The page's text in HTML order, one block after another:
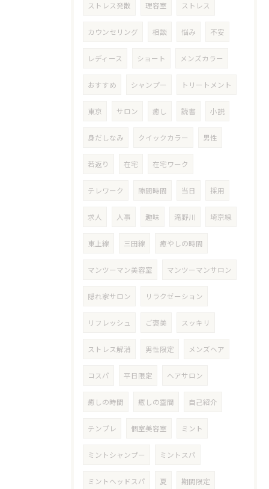
ストレス発散 理容室 ストレス
カウンセリング 相談 悩み 不安
レディース ショート メンズカラー
おすすめ シャンプー トリートメント
東京 サロン 癒し 読書 小説
身だしなみ クイックカラー 男性
若返り 在宅 在宅ワーク
テレワーク 隙間時間 当日 採用
求人 人事 趣味 滝野川 埼京線
東上線 三田線 癒やしの時間
マンツーマン美容室 マンツーマンサロン
隠れ家サロン リラクゼーション
リフレッシュ ご褒美 スッキリ
ストレス解消 男性限定 メンズヘア
コスパ 平日限定 ヘアサロン
癒しの時間 癒しの空間 自己紹介
テンプレ 個室美容室 ミント
ミントシャンプー ミントスパ
ミントヘッドスパ 夏 期間限定